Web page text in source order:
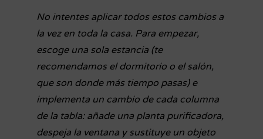
No intentes aplicar todos estos cambios a
la vez en toda la casa. Para empezar,
escoge una sola estancia (te
recomendamos el dormitorio o el salón,
que son donde más tiempo pasas) e
implementa un cambio de cada columna
de la tabla: añade una planta purificadora,
despeja la ventana y sustituye un objeto